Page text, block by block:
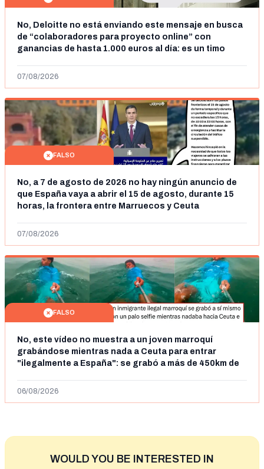
No, Deloitte no está enviando este mensaje en busca
de “colaboradores para proyecto online” con
ganancias de hasta 1.000 euros al día: es un timo
07/08/2026
FALSO
No, a 7 de agosto de 2026 no hay ningún anuncio de
que España vaya a abrir el 15 de agosto, durante 15
horas, la frontera entre Marruecos y Ceuta
07/08/2026
FALSO
No, este vídeo no muestra a un joven marroquí
grabándose mientras nada a Ceuta para entrar
"ilegalmente a España": se grabó a más de 450km de
06/08/2026
WOULD YOU BE INTERESTED IN